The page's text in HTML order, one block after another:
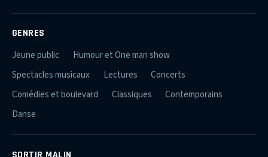
GENRES
Jeune public
Humour et One man show
Spectacles musicaux
Lectures
Concerts
Comédies et boulevard
Classiques
Contemporains
Danse
SORTIR MALIN